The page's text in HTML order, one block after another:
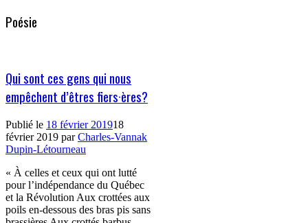
Poésie
Qui sont ces gens qui nous
empêchent d’êtres fiers·ères?
Publié le 18 février 201918
février 2019 parCharles-Vannak
Dupin-Létourneau
« À celles et ceux qui ont lutté
pour l’indépendance du Québec
et la Révolution Aux crottées aux
poils en-dessous des bras pis sans